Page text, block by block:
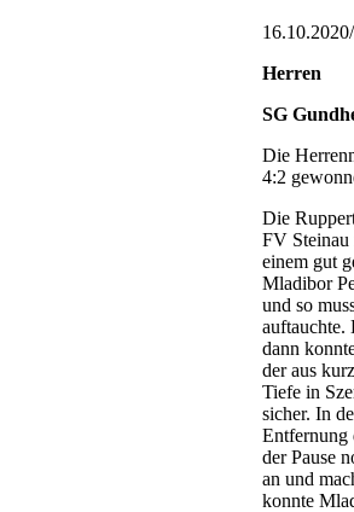
16.10.2020/
Herren
SG
Die
4:2
Die
FV Steinau
einem gut
Mladibor
und so
auftauchte.
dann
der aus
Tiefe in
sicher. In
Entfernung
der Pause
an und
konnte